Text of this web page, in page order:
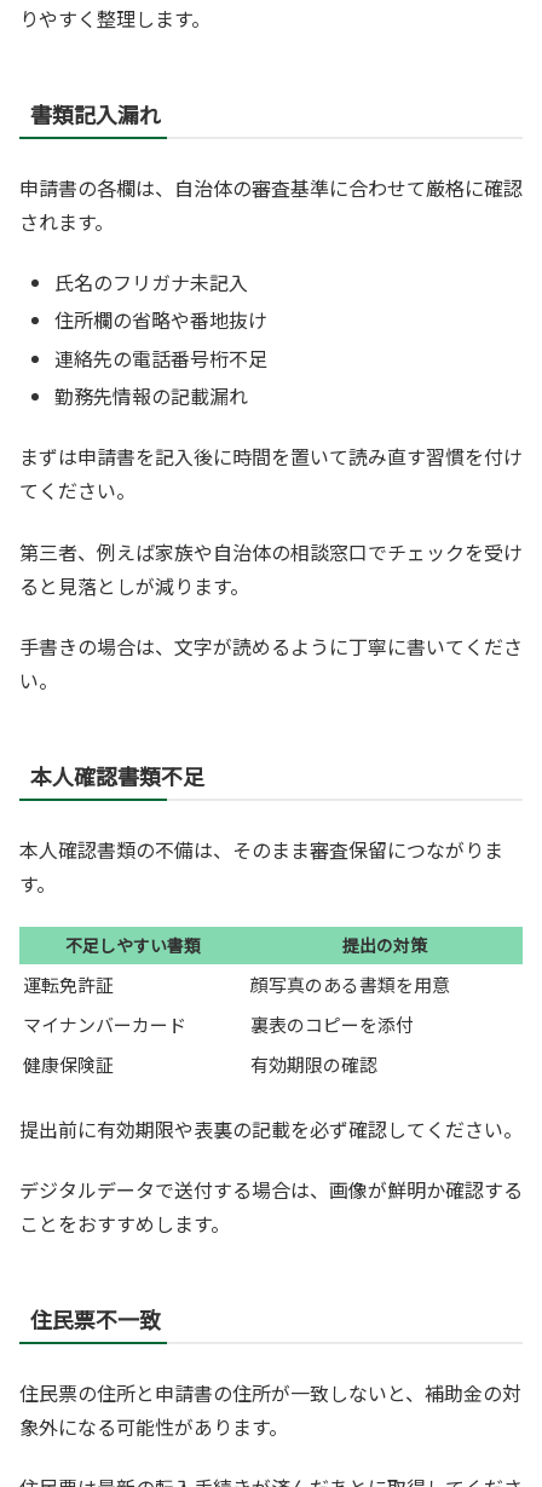
りやすく整理します。
書類記入漏れ
申請書の各欄は、自治体の審査基準に合わせて厳格に確認
されます。
氏名のフリガナ未記入
住所欄の省略や番地抜け
連絡先の電話番号桁不足
勤務先情報の記載漏れ
まずは申請書を記入後に時間を置いて読み直す習慣を付け
てください。
第三者、例えば家族や自治体の相談窓口でチェックを受け
ると見落としが減ります。
手書きの場合は、文字が読めるように丁寧に書いてくださ
い。
本人確認書類不足
本人確認書類の不備は、そのまま審査保留につながりま
す。
不足しやすい書類 提出の対策
運転免許証
顔写真のある書類を用意
マイナンバーカード
裏表のコピーを添付
健康保険証
有効期限の確認
提出前に有効期限や表裏の記載を必ず確認してください。
デジタルデータで送付する場合は、画像が鮮明か確認する
ことをおすすめします。
住民票不一致
住民票の住所と申請書の住所が一致しないと、補助金の対
象外になる可能性があります。